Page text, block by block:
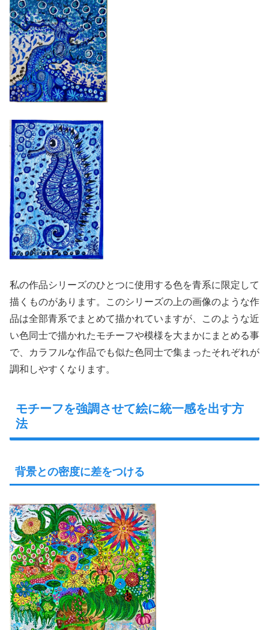
私の作品シリーズのひとつに使用する色を青系に限定して
描くものがあります。このシリーズの上の画像のような作
品は全部青系でまとめて描かれていますが、このような近
い色同士で描かれたモチーフや模様を大まかにまとめる事
で、カラフルな作品でも似た色同士で集まったそれぞれが
調和しやすくなります。
モチーフを強調させて絵に統一感を出す方
法
背景との密度に差をつける